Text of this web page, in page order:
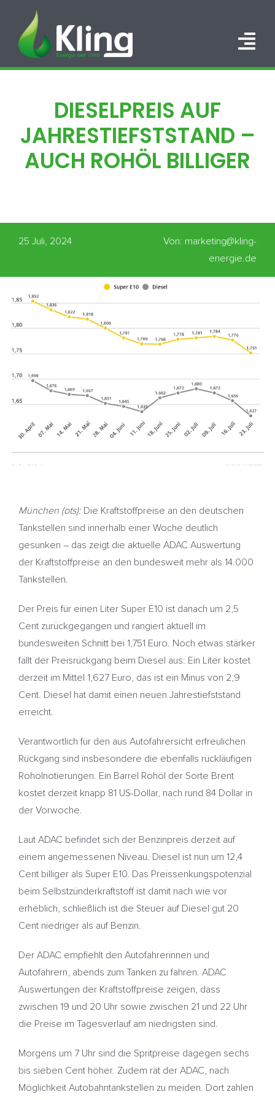
springen
PORTFOLIO
ÜBER UNS
DIESELPREIS AUF
JAHRESTIEFSTSTAND –
AUCH ROHÖL BILLIGER
25 Juli, 2024
Von: marketing@kling-
energie.de
München (ots): Die Kraftstoffpreise an den deutschen
Tankstellen sind innerhalb einer Woche deutlich
gesunken – das zeigt die aktuelle ADAC Auswertung
der Kraftstoffpreise an den bundesweit mehr als 14.000
Tankstellen.
Der Preis für einen Liter Super E10 ist danach um 2,5
Cent zurückgegangen und rangiert aktuell im
bundesweiten Schnitt bei 1,751 Euro. Noch etwas stärker
fällt der Preisrückgang beim Diesel aus: Ein Liter kostet
derzeit im Mittel 1,627 Euro, das ist ein Minus von 2,9
Cent. Diesel hat damit einen neuen Jahrestiefststand
erreicht.
Verantwortlich für den aus Autofahrersicht erfreulichen
Rückgang sind insbesondere die ebenfalls rückläufigen
Rohölnotierungen. Ein Barrel Rohöl der Sorte Brent
kostet derzeit knapp 81 US-Dollar, nach rund 84 Dollar in
der Vorwoche.
Laut ADAC befindet sich der Benzinpreis derzeit auf
einem angemessenen Niveau. Diesel ist nun um 12,4
Cent billiger als Super E10. Das Preissenkungspotenzial
beim Selbstzünderkraftstoff ist damit nach wie vor
erheblich, schließlich ist die Steuer auf Diesel gut 20
Cent niedriger als auf Benzin.
Der ADAC empfiehlt den Autofahrerinnen und
Autofahrern, abends zum Tanken zu fahren. ADAC
Auswertungen der Kraftstoffpreise zeigen, dass
zwischen 19 und 20 Uhr sowie zwischen 21 und 22 Uhr
die Preise im Tagesverlauf am niedrigsten sind.
Morgens um 7 Uhr sind die Spritpreise dagegen sechs
bis sieben Cent höher. Zudem rät der ADAC, nach
Möglichkeit Autobahntankstellen zu meiden. Dort zahlen